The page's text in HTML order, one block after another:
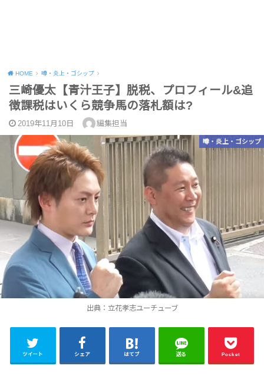
HOME 噂・炎上・ゴシップ
三崎優太【青汁王子】脱税、プロフィール&追
徴課税はいくら競争馬の落札額は?
2019年11月10日 編集担当
出典：立花孝志ユーチューブ
噂・炎上・ゴシップ
ツイート シェア はてブ 送る Pocket